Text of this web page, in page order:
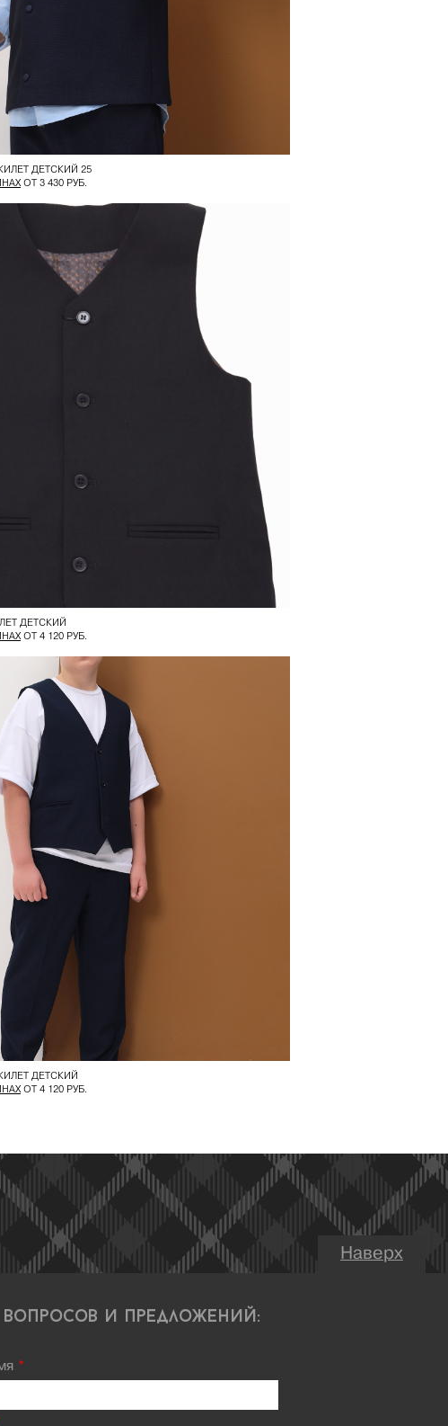
ДЕТСКИЙ 25
ОТ 3 430 РУБ.
ДЕТСКИЙ
ОТ 4 120 РУБ.
ДЕТСКИЙ
ОТ 4 120 РУБ.
Наверх
вопросов и предложений:
*